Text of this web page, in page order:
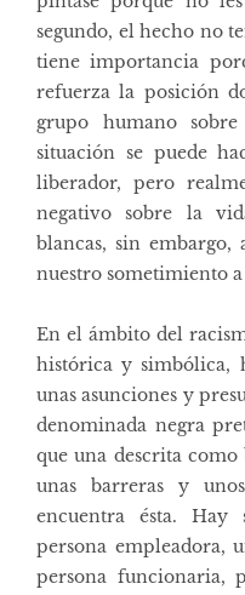
segundo, el hecho no
tiene importancia
refuerza la posición
grupo humano
situación se puede
liberador, pero
negativo sobre la
blancas, sin
nuestro sometimiento
En el ámbito del
histórica y simbólica,
unas asunciones y
denominada negra
que una descrita
unas barreras y
encuentra ésta. Hay
persona empleadora,
persona funcionaria,